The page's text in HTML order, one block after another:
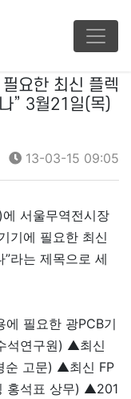
요한 최신 플렉
” 3월21일(목)
13-03-15 09:05
서울무역전시장
기에 필요한 최신
라는 제목으로 세
필요한 광PCB기
석연구원) ▲최신
순 고문) ▲최신 FP
홍석표 상무) ▲201